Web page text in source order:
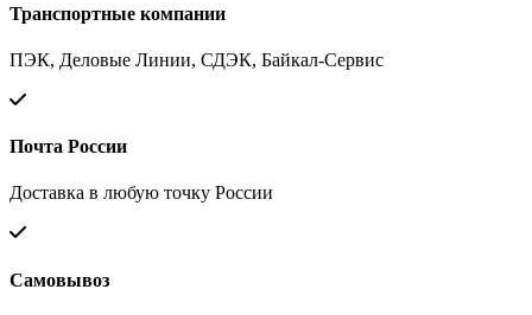
Транспортные компании
ПЭК, Деловые Линии, СДЭК, Байкал-Сервис
Почта России
Доставка в любую точку России
Самовывоз